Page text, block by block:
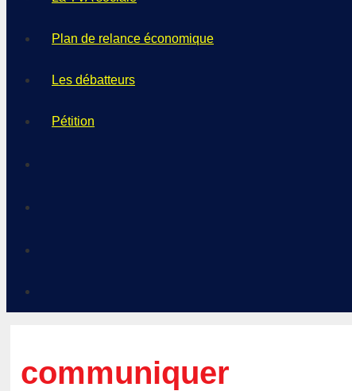
Plan de relance économique
Les débatteurs
Pétition
communiquer